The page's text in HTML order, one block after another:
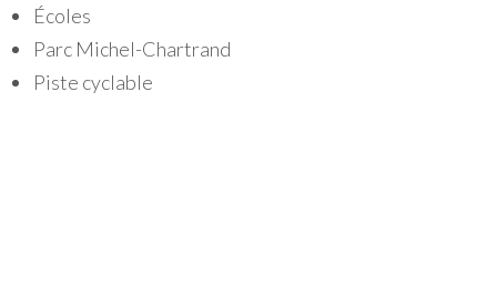
Écoles
Parc Michel-Chartrand
Piste cyclable